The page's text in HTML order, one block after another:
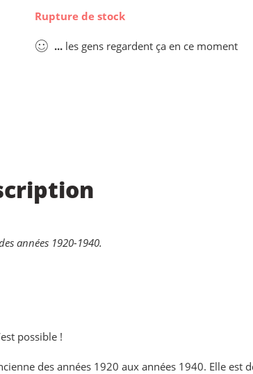
Rupture de stock
... les gens regardent ça en ce moment
années 1920-1940.
possible !
des années 1920 aux années 1940. Elle est